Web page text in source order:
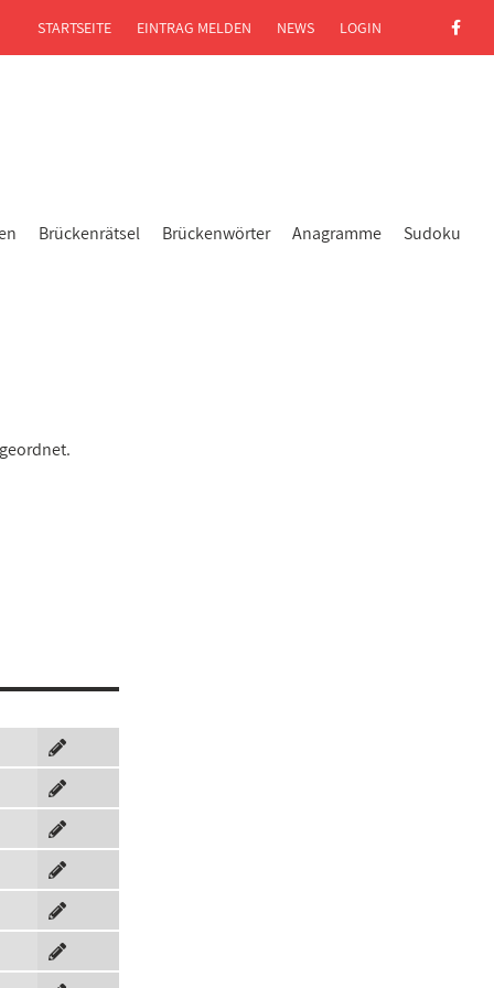
Brückenrätsel Brückenwörter Anagramme Sudoku
STARTSEITE EINTRAG MELDEN NEWS LOGIN